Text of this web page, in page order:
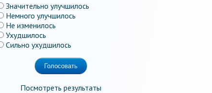
Значительно улучшилось
Немного улучшилось
Не изменилось
Ухудшилось
Сильно ухудшилось
Посмотреть результаты